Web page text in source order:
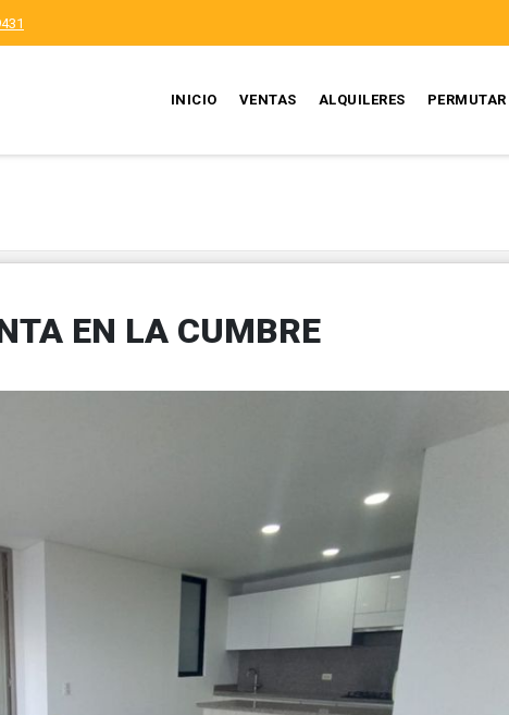
INICIO VENTAS ALQUILERES PERMUTAR
EN LA CUMBRE